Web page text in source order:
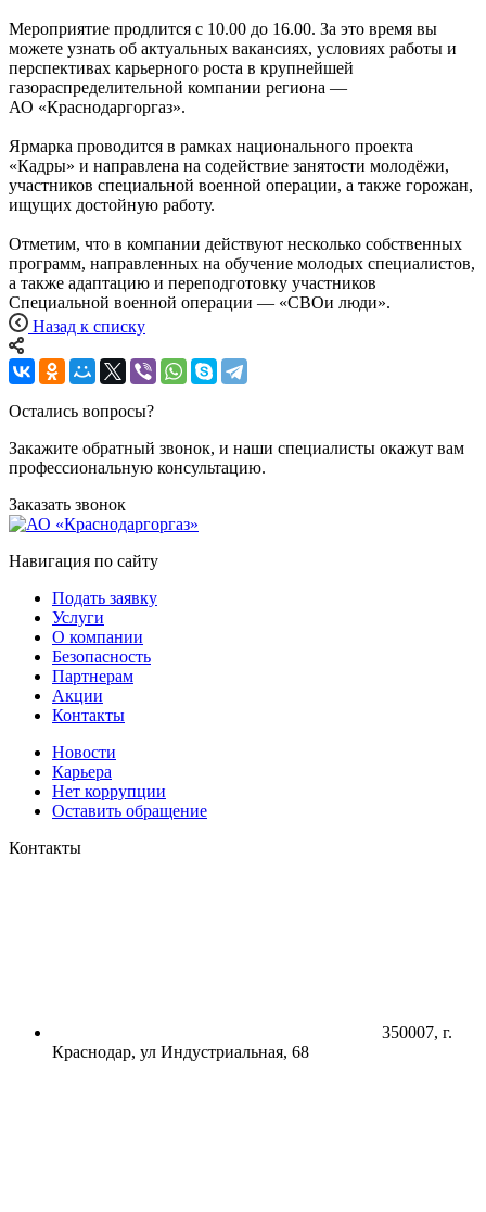
Мероприятие продлится с 10.00 до 16.00. За это время вы
можете узнать об актуальных вакансиях, условиях работы и
перспективах карьерного роста в крупнейшей
газораспределительной компании региона —
АО «Краснодаргоргаз».
Ярмарка проводится в рамках национального проекта
«Кадры» и направлена на содействие занятости молодёжи,
участников специальной военной операции, а также горожан,
ищущих достойную работу.
Отметим, что в компании действуют несколько собственных
программ, направленных на обучение молодых специалистов,
а также адаптацию и переподготовку участников
Специальной военной операции — «СВОи люди».
Назад к списку
Остались вопросы?
Закажите обратный звонок, и наши специалисты окажут вам
профессиональную консультацию.
Заказать звонок
Навигация по сайту
Подать заявку
Услуги
О компании
Безопасность
Партнерам
Акции
Контакты
Новости
Карьера
Нет коррупции
Оставить обращение
Контакты
350007, г.
Краснодар, ул Индустриальная, 68